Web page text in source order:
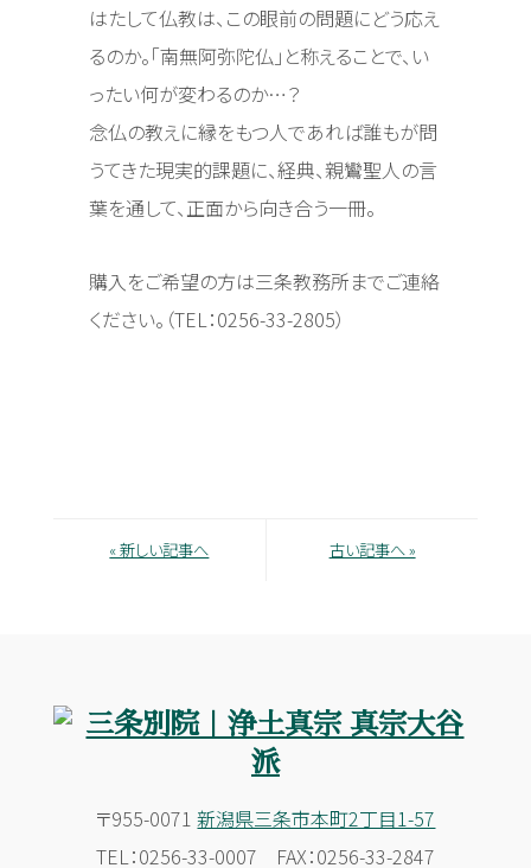
はたして仏教は、この眼前の問題にどう応え
るのか。「南無阿弥陀仏」と称えることで、い
ったい何が変わるのか…？
念仏の教えに縁をもつ人であれば誰もが問
うてきた現実的課題に、経典、親鸞聖人の言
葉を通して、正面から向き合う一冊。
購入をご希望の方は三条教務所までご連絡
ください。（TEL：0256-33-2805）
« 新しい記事へ 古い記事へ »
〒955-0071新潟県三条市本町2丁目1-57
TEL：0256-33-0007 FAX：0256-33-2847